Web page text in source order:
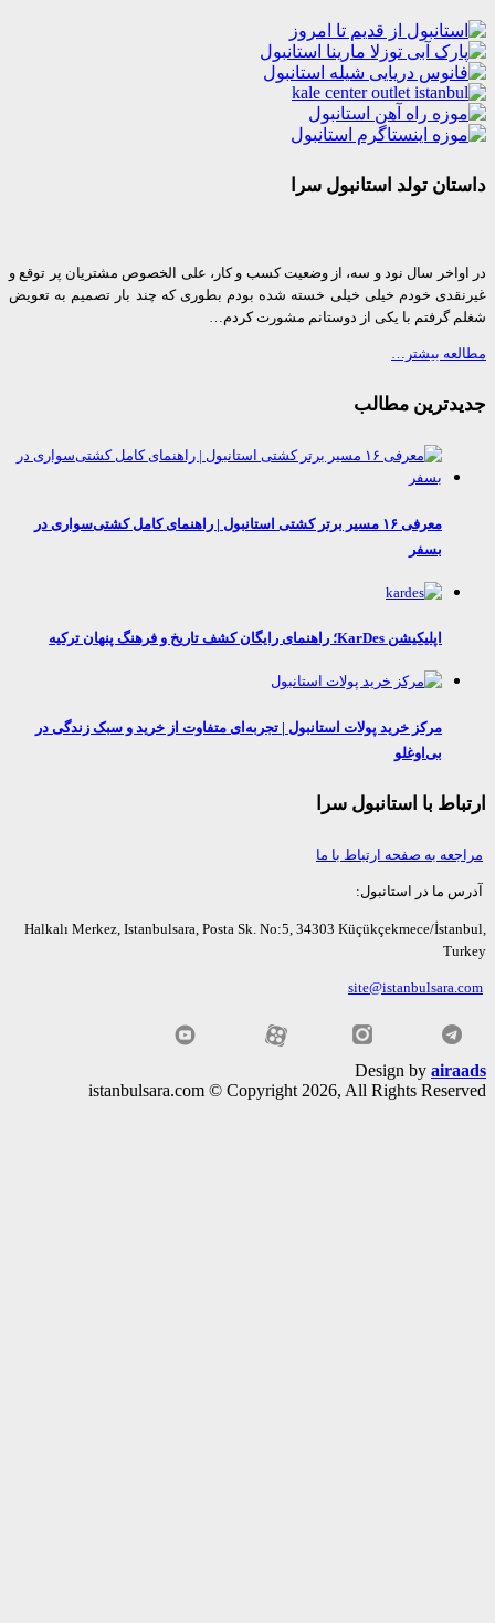
تولد استانبول سرا
سال نود و سه، از وضعیت کسب و کار، علی الخصوص مشتریان پر توقع و
خودم خیلی خیلی خسته شده بودم بطوری که چند بار تصمیم به تعویض
گرفتم با یکی از دوستانم مشورت کردم…
بیشتر…
مطالب
معرفی ۱۶ مسیر برتر کشتی استانبول | راهنمای کامل کشتی‌سواری در
اپلیکیشن KarDes؛ راهنمای رایگان کشف تاریخ و فرهنگ پنهان ترکیه
مرکز خرید پولات استانبول | تجربه‌ای متفاوت از خرید و سبک زندگی در
بی‌اوغلو
با استانبول سرا
به صفحه ارتباط با ما
ما در استانبول:
Halkalı Merkez, Istanbulsara, Posta Sk. No:5, 34303 Küçükçekmece/
Design by
istanbulsara.com © Copyright 2026, All Rights